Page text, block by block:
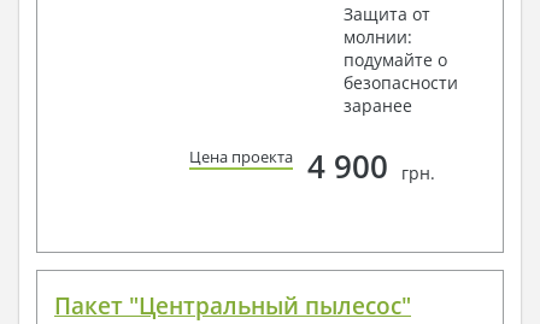
Защита от
молнии:
подумайте о
безопасности
заранее
Цена проекта 4 900 грн.
Пакет "Центральный пылесос"